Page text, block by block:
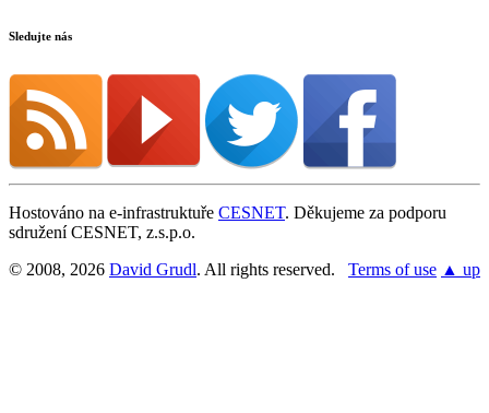
Sledujte nás
Hostováno na e-infrastruktuře CESNET. Děkujeme za podporu
sdružení CESNET, z.s.p.o.
© 2008, 2026 David Grudl. All rights reserved. Terms of use ▲ up